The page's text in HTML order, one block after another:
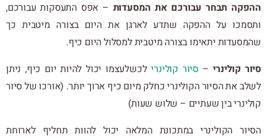
ההפקה תבחר עבורכם את המסעדות – אפס התעסקות עבורכם,
ותסמכו על ההפקה שתדע לארגן את היום בצורה מיטבית כך
שהמסעדות יתאימו בצורה מיטבית למסלול היום כיף.
סיור קולינרי–סיור קולינרילכשלעצמו יכול להיות יום כיף, ניתן
לשלב את הסיור הקולינרי כחלק מיום כיף ארוך יותר. (אורכו של סיור
קולינרי בין שעתיים – שלוש שעות)
הסיור הקולינרי במתכונת המלאה יכול להוות תחליף לארוחת